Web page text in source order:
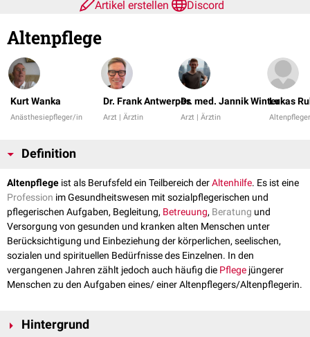
Artikel erstellen
Discord
Altenpflege
Kurt Wanka
Anästhesiepfleger/in
Dr. Frank Antwerpes
Arzt | Ärztin
Dr. med. Jannik Winter
Arzt | Ärztin
Lukas
Definition
Altenpflege ist als Berufsfeld ein Teilbereich derAltenhilfe. Es ist eine
Profession im Gesundheitswesen mit sozialpflegerischen und
pflegerischen Aufgaben, Begleitung, Betreuung, Beratung und
Versorgung von gesunden und kranken alten Menschen unter
Berücksichtigung und Einbeziehung der körperlichen, seelischen,
sozialen und spirituellen Bedürfnisse des Einzelnen. In den
vergangenen Jahren zählt jedoch auch häufig die Pflege jüngerer
Menschen zu den Aufgaben eines/ einer Altenpflegers/Altenpflegerin.
Hintergrund